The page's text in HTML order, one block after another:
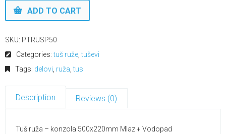
ADD TO CART
SKU: PTRUSP50
Categories:tuš ruže,tuševi
Tags: delovi, ruža,tus
Description Reviews (0)
Tuš ruža – konzola 500x220mm Mlaz + Vodopad